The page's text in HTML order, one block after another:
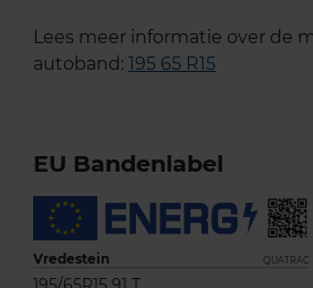
Lees meer informatie over de
autoband: 195 65 R15
EU Bandenlabel
Vredestein QUATRAC